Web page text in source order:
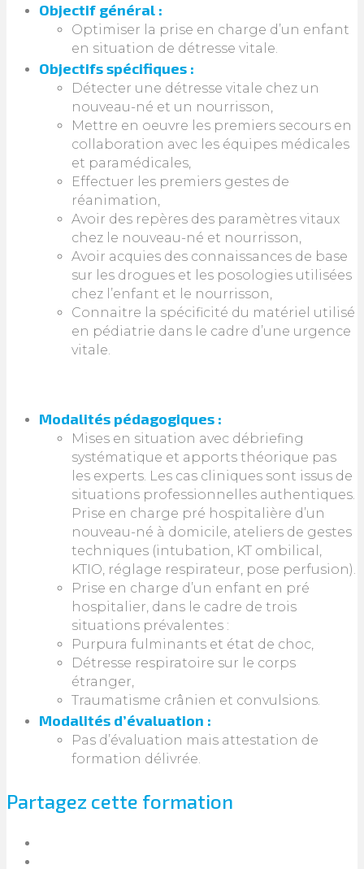
Objectif général :
Optimiser la prise en charge d’un enfant
en situation de détresse vitale.
Objectifs spécifiques :
Détecter une détresse vitale chez un
nouveau-né et un nourrisson,
Mettre en oeuvre les premiers secours en
collaboration avec les équipes médicales
et paramédicales,
Effectuer les premiers gestes de
réanimation,
Avoir des repères des paramètres vitaux
chez le nouveau-né et nourrisson,
Avoir acquies des connaissances de base
sur les drogues et les posologies utilisées
chez l’enfant et le nourrisson,
Connaitre la spécificité du matériel utilisé
en pédiatrie dans le cadre d’une urgence
vitale.
Modalités pédagogiques :
Mises en situation avec débriefing
systématique et apports théorique pas
les experts. Les cas cliniques sont issus de
situations professionnelles authentiques.
Prise en charge pré hospitalière d’un
nouveau-né à domicile, ateliers de gestes
techniques (intubation, KT ombilical,
KTIO, réglage respirateur, pose perfusion).
Prise en charge d’un enfant en pré
hospitalier, dans le cadre de trois
situations prévalentes :
Purpura fulminants et état de choc,
Détresse respiratoire sur le corps
étranger,
Traumatisme crânien et convulsions.
Modalités d’évaluation :
Pas d’évaluation mais attestation de
formation délivrée.
Partagez cette formation